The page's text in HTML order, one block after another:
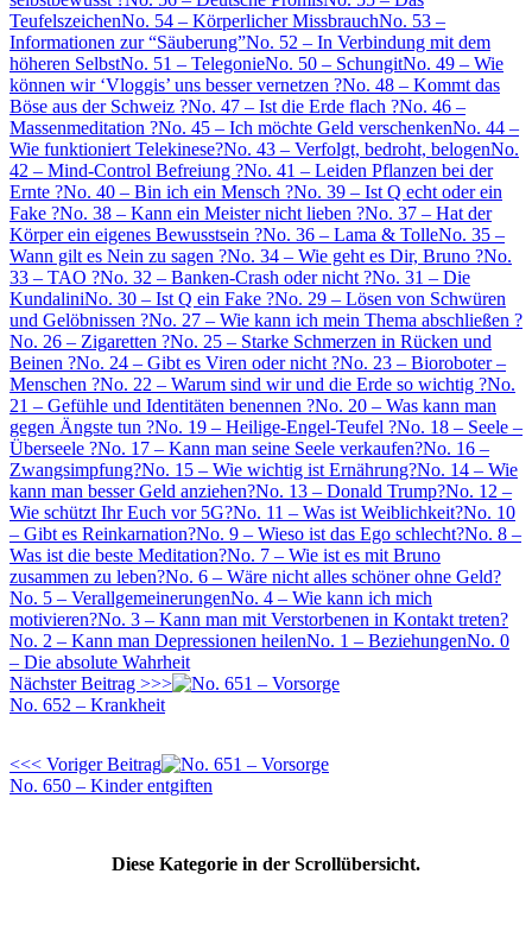
TeufelszeichenNo. 54 – Körperlicher MissbrauchNo. 53 –
Informationen zur “Säuberung”No. 52 – In Verbindung mit dem
höheren SelbstNo. 51 – TelegonieNo. 50 – SchungitNo. 49 – Wie
können wir ‘Vloggis’ uns besser vernetzen ?No. 48 – Kommt das
Böse aus der Schweiz ?No. 47 – Ist die Erde flach ?No. 46 –
Massenmeditation ?No. 45 – Ich möchte Geld verschenkenNo. 44 –
Wie funktioniert Telekinese?No. 43 – Verfolgt, bedroht, belogenNo.
42 – Mind-Control Befreiung ?No. 41 – Leiden Pflanzen bei der
Ernte ?No. 40 – Bin ich ein Mensch ?No. 39 – Ist Q echt oder ein
Fake ?No. 38 – Kann ein Meister nicht lieben ?No. 37 – Hat der
Körper ein eigenes Bewusstsein ?No. 36 – Lama & TolleNo. 35 –
Wann gilt es Nein zu sagen ?No. 34 – Wie geht es Dir, Bruno ?No.
33 – TAO ?No. 32 – Banken-Crash oder nicht ?No. 31 – Die
KundaliniNo. 30 – Ist Q ein Fake ?No. 29 – Lösen von Schwüren
und Gelöbnissen ?No. 27 – Wie kann ich mein Thema abschließen ?
No. 26 – Zigaretten ?No. 25 – Starke Schmerzen in Rücken und
Beinen ?No. 24 – Gibt es Viren oder nicht ?No. 23 – Bioroboter –
Menschen ?No. 22 – Warum sind wir und die Erde so wichtig ?No.
21 – Gefühle und Identitäten benennen ?No. 20 – Was kann man
gegen Ängste tun ?No. 19 – Heilige-Engel-Teufel ?No. 18 – Seele –
Überseele ?No. 17 – Kann man seine Seele verkaufen?No. 16 –
Zwangsimpfung?No. 15 – Wie wichtig ist Ernährung?No. 14 – Wie
kann man besser Geld anziehen?No. 13 – Donald Trump?No. 12 –
Wie schützt Ihr Euch vor 5G?No. 11 – Was ist Weiblichkeit?No. 10
– Gibt es Reinkarnation?No. 9 – Wieso ist das Ego schlecht?No. 8 –
Was ist die beste Meditation?No. 7 – Wie ist es mit Bruno
zusammen zu leben?No. 6 – Wäre nicht alles schöner ohne Geld?
No. 5 – VerallgemeinerungenNo. 4 – Wie kann ich mich
motivieren?No. 3 – Kann man mit Verstorbenen in Kontakt treten?
No. 2 – Kann man Depressionen heilenNo. 1 – BeziehungenNo. 0
– Die absolute Wahrheit
Nächster Beitrag >>>
No. 652 – Krankheit
<<< Voriger Beitrag
No. 650 – Kinder entgiften
Diese Kategorie in der Scrollübersicht.